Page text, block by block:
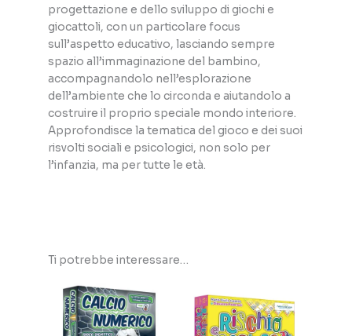
progettazione e dello sviluppo di giochi e
giocattoli, con un particolare focus
sull’aspetto educativo, lasciando sempre
spazio all’immaginazione del bambino,
accompagnandolo nell’esplorazione
dell’ambiente che lo circonda e aiutandolo a
costruire il proprio speciale mondo interiore.
Approfondisce la tematica del gioco e dei suoi
risvolti sociali e psicologici, non solo per
l’infanzia, ma per tutte le età.
Ti potrebbe interessare…